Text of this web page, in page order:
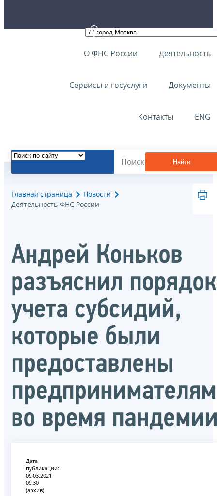
О ФНС России Деятельность
Сервисы и госуслуги Документы
Контакты ENG
Найти
Главная страница
Новости
Деятельность ФНС России
Андрей Коньков
разъяснил порядок
учета субсидий,
которые были
предоставлены
предпринимателям
во время
Дата
публикации:
09.03.2021
09:30
(архив)